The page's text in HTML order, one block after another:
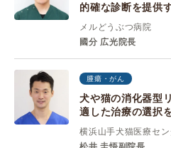
的確な診断を提供
メルどうぶつ病院
國分 広光院長
腫瘍・がん
犬や猫の消化器型
適した治療の選択
横浜山手犬猫医療セン